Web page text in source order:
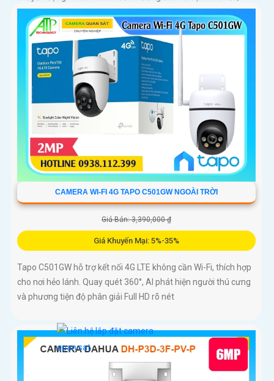
hồng ngoại tầm xa ban đêm 10m hỗ trợ thẻ nhớ MicroSD
256GB ONVIF và điều khiển từ xa qua ứng dụng DMSS
CAMERA WI-FI 4G TAPO C501GW NGOÀI TRỜI
Giá Bán: 3,390,000 ₫
Giá Khuyến Mại: 5%-35%
Tapo C501GW hỗ trợ kết nối 4G LTE không cần Wi-Fi, thích hợp
cho nơi hẻo lánh. Quay quét 360°, AI phát hiện người thú cưng
và phương tiện độ phân giải Full HD rõ nét